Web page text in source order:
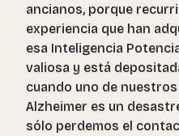
ancianos, porque
experiencia que han
esa Inteligencia
valiosa y está
cuando uno de
Alzheimer es un
sólo perdemos el